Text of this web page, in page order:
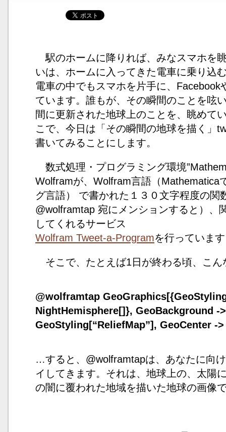
駅のホームに降りれば、みなスマホを
いは、ホームに入ってきた電車に乗り込
電車の中でもスマホを片手に、Facebook
ています。誰もが、その瞬間のことを呟
間に更新された地球上のことを、眺めて
こで、今日は「その瞬間の地球を描く」
書いてみることにします。
数式処理・プログラミング環境
Wolframが、Wolfram言語（Mathematica
グ言語） で書かれた１３０文字程度の関
@wolframtap 宛にメンションすると）、
してくれるサービス
Wolfram Tweet-a-Programを行っていま
そこで、たとえば1日が終わる頃、こん
@wolframtap
NightHemisphere[]}, GeoBackground ->
GeoStyling[“ReliefMap”], GeoCenter -
…すると、@wolframtapは、あなたに向
イしてきます。それは、地球上の、太陽
の闇に覆われた地域を描いた地球の画像